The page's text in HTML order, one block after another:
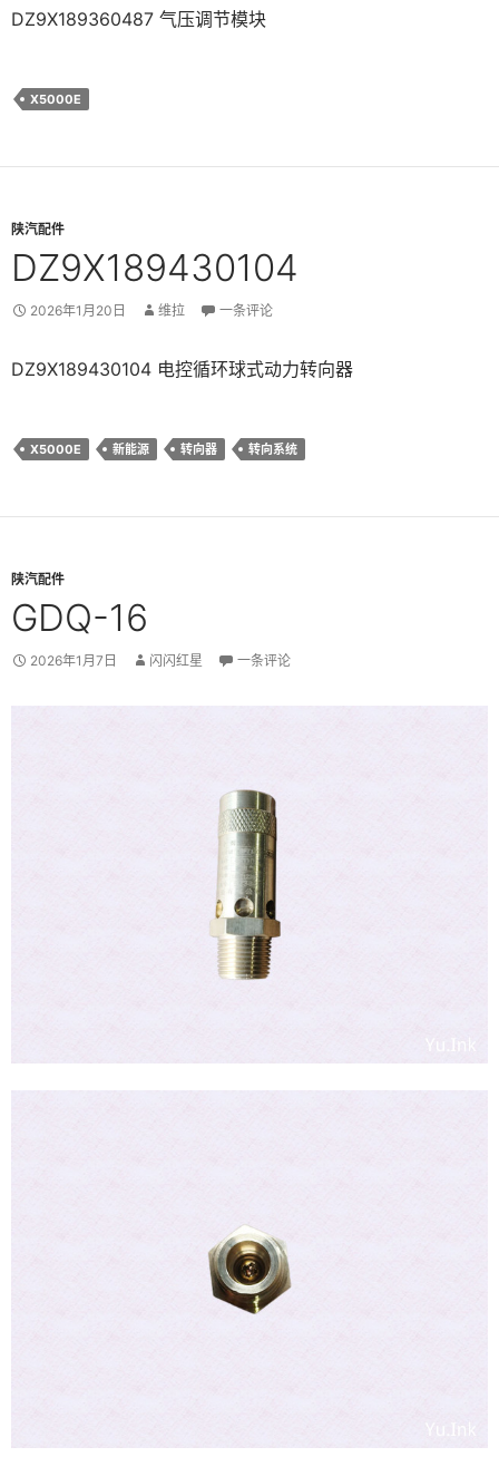
DZ9X189360487 气压调节模块
X5000E
陕汽配件
DZ9X189430104
2026年1月20日 维拉 一条评论
DZ9X189430104 电控循环球式动力转向器
X5000E 新能源 转向器 转向系统
陕汽配件
GDQ-16
2026年1月7日 闪闪红星 一条评论